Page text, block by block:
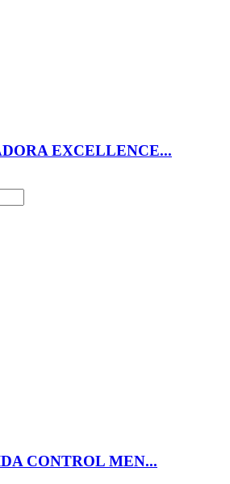
EXCELLENCE...
CONTROL MEN...